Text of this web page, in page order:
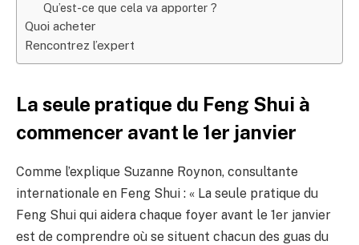
Qu’est-ce que cela va apporter ?
Quoi acheter
Rencontrez l’expert
La seule pratique du Feng Shui à
commencer avant le 1er janvier
Comme l’explique Suzanne Roynon, consultante
internationale en Feng Shui : « La seule pratique du
Feng Shui qui aidera chaque foyer avant le 1er janvier
est de comprendre où se situent chacun des guas du